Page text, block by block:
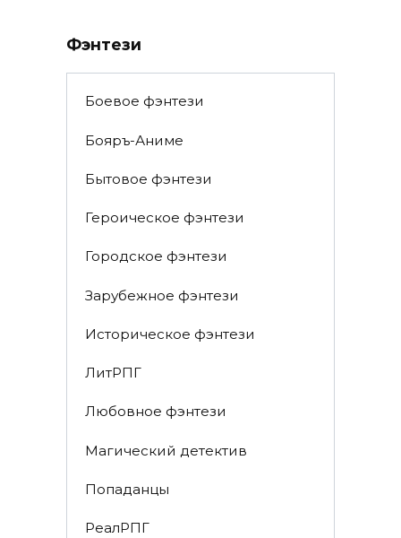
Фэнтези
Боевое фэнтези
Бояръ-Аниме
Бытовое фэнтези
Героическое фэнтези
Городское фэнтези
Зарубежное фэнтези
Историческое фэнтези
ЛитРПГ
Любовное фэнтези
Магический детектив
Попаданцы
РеалРПГ